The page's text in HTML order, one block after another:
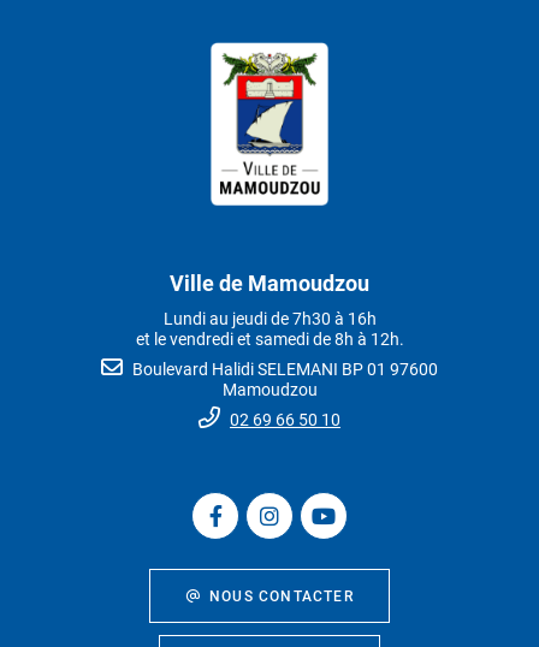
Ville de Mamoudzou
Lundi au jeudi de 7h30 à 16h
et le vendredi et samedi de 8h à 12h.
Boulevard Halidi SELEMANI BP 01 97600
Mamoudzou
02 69 66 50 10
NOUS CONTACTER